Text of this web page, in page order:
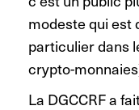
modeste qui est
particulier dans
crypto-
La DGCCRF a